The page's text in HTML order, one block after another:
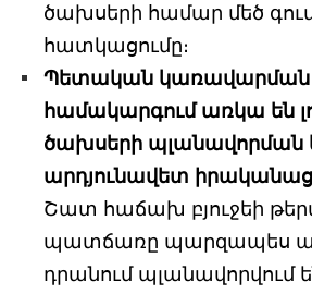
ծախսերի համար մեծ
հատկացումը։
Պետական կառավարման
համակարգում առկա են
ծախսերի պլանավորման
արդյունավետ
Շատ հաճախ բյուջեի
պատճառը պարզապես
դրանում պլանավորվում